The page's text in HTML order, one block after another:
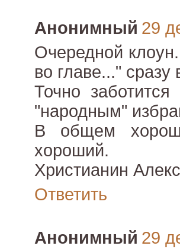
Анонимный 29
Очередной
во главе..."
Точно
"народным"
В общем
хороший.
Христианин
Ответить
Анонимный 29